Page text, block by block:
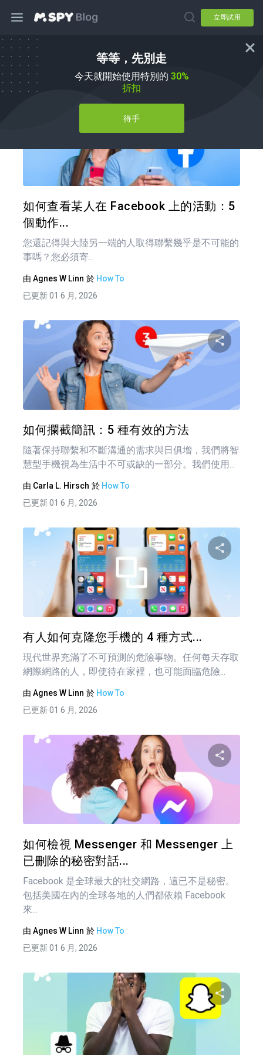
立即試用
等等，先別走
今天就開始使用特別的 30%
折扣
得手
如何使用
如何查看某人在 Facebook 上的活動：5
個動作...
您還記得與大陸另一端的人取得聯繫幾乎是不可能的
事嗎？您必須寄...
由 Agnes W Linn 於 How To
已更新 01 6 月, 2026
如何攔截簡訊：5 種有效的方法
隨著保持聯繫和不斷溝通的需求與日俱增，我們將智
慧型手機視為生活中不可或缺的一部分。我們使用...
由 Carla L. Hirsch 於 How To
已更新 01 6 月, 2026
有人如何克隆您手機的 4 種方式...
現代世界充滿了不可預測的危險事物。任何每天存取
網際網路的人，即使待在家裡，也可能面臨危險...
由 Agnes W Linn 於 How To
已更新 01 6 月, 2026
如何檢視 Messenger 和 Messenger 上
已刪除的秘密對話...
Facebook 是全球最大的社交網路，這已不是秘密。
包括美國在內的全球各地的人們都依賴 Facebook
來...
由 Agnes W Linn 於 How To
已更新 01 6 月, 2026